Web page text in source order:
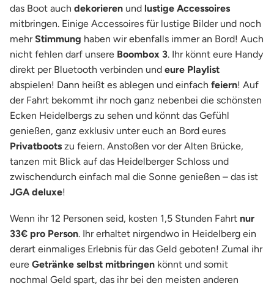
das Boot auch dekorieren und lustige Accessoires
mitbringen. Einige Accessoires für lustige Bilder und noch
mehrStimmung haben wir ebenfalls immer an Bord! Auch
nicht fehlen darf unsere Boombox 3. Ihr könnt eure Handy
direkt per Bluetooth verbinden und eure Playlist
abspielen! Dann heißt es ablegen und einfach feiern! Auf
der Fahrt bekommt ihr noch ganz nebenbei die schönsten
Ecken Heidelbergs zu sehen und könnt das Gefühl
genießen, ganz exklusiv unter euch an Bord eures
Privatboots zu feiern. Anstoßen vor der Alten Brücke,
tanzen mit Blick auf das Heidelberger Schloss und
zwischendurch einfach mal die Sonne genießen – das ist
JGA deluxe!
Wenn ihr 12 Personen seid, kosten 1,5 Stunden Fahrt nur
33€ pro Person. Ihr erhaltet nirgendwo in Heidelberg ein
derart einmaliges Erlebnis für das Geld geboten! Zumal ihr
eure Getränke selbst mitbringen könnt und somit
nochmal Geld spart, das ihr bei den meisten anderen